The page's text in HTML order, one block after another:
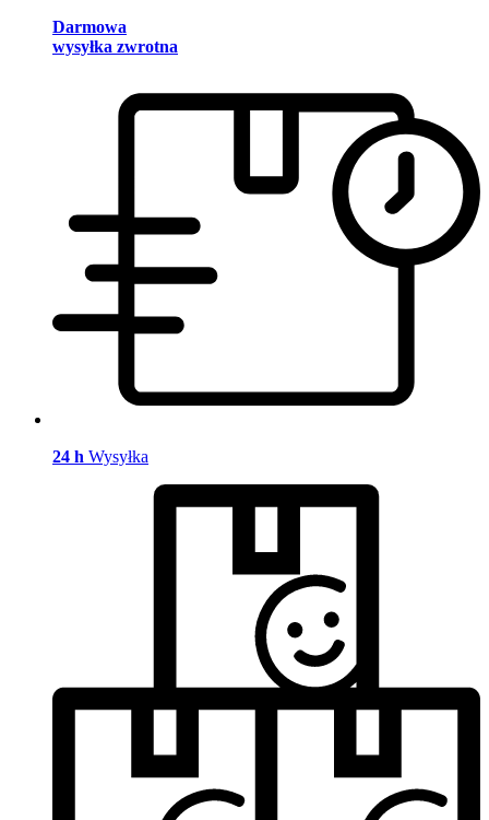
Darmowa
wysyłka zwrotna
24 h Wysyłka